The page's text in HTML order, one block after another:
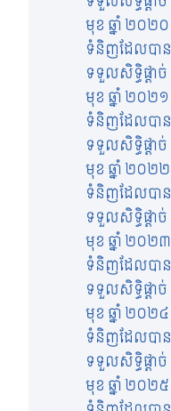
មុខ ឆ្នាំ ២០២០
ទំនិញដែលបាន
ទទួលសិទ្ធិផ្តាច់
មុខ ឆ្នាំ ២០២១
ទំនិញដែលបាន
ទទួលសិទ្ធិផ្តាច់
មុខ ឆ្នាំ ២០២២
ទំនិញដែលបាន
ទទួលសិទ្ធិផ្តាច់
មុខ ឆ្នាំ ២០២៣
ទំនិញដែលបាន
ទទួលសិទ្ធិផ្តាច់
មុខ ឆ្នាំ ២០២៤
ទំនិញដែលបាន
ទទួលសិទ្ធិផ្តាច់
មុខ ឆ្នាំ ២០២៥